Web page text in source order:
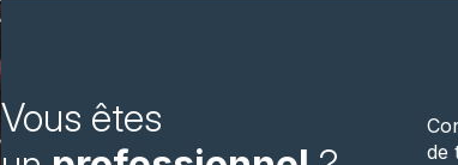
Vous êtes
de